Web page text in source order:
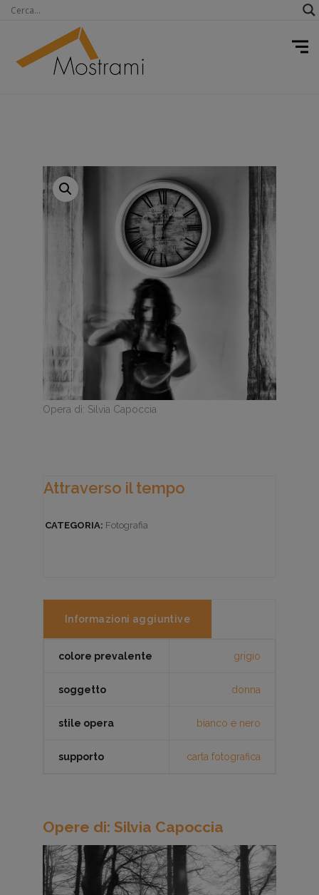
Opera di: Silvia Capoccia
Attraverso il tempo
CATEGORIA: Fotografia
Informazioni aggiuntive
colore prevalente grigio
soggetto donna
stile opera bianco e nero
supporto carta fotografica
Opere di: Silvia Capoccia